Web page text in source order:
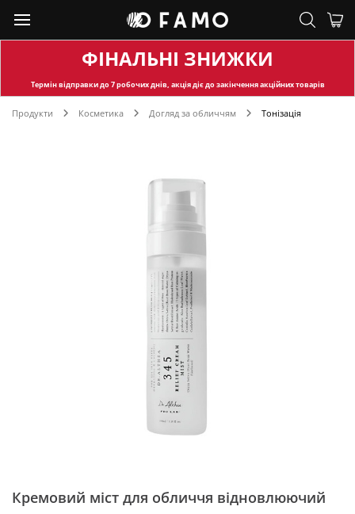
ФІНАЛЬНІ ЗНИЖКИ
Термін відправкидо 7 робочих днів, акція діє до закінчення акційних товарів
Продукти Косметика Догляд за обличчям Тонізація
Кремовий міст для обличчя відновлюючий